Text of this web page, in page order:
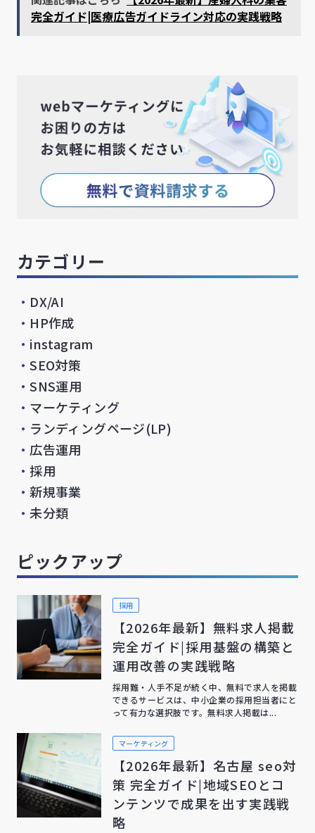
完全ガイド|医療広告ガイドライン対応の実践戦略
カテゴリー
・ DX/AI
・ HP作成
・ instagram
・SEO対策
・SNS運用
・ マーケティング
・ ランディングページ(LP)
・広告運用
・採用
・新規事業
・未分類
ピックアップ
採用
【2026年最新】無料求人掲載
完全ガイド|採用基盤の構築と
運用改善の実践戦略
採用難・人手不足が続く中、無料で求人を掲載
できるサービスは、中小企業の採用担当者にと
って有力な選択肢です。無料求人掲載は...
マーケティング
【2026年最新】名古屋 seo対
策 完全ガイド|地域SEOとコ
ンテンツで成果を出す実践戦
略